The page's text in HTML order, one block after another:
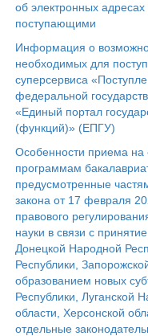
об электронных
поступающими
Информация о
необходимых для
суперсервиса
федеральной
«Единый портал
(функций)» (ЕПГУ)
Особенности приема на
программам
предусмотренные
закона от 17 февраля
правового
науки в связи с
Донецкой Народной
Республики,
образованием новых
Республики, Луганской
области, Херсонской
отдельные